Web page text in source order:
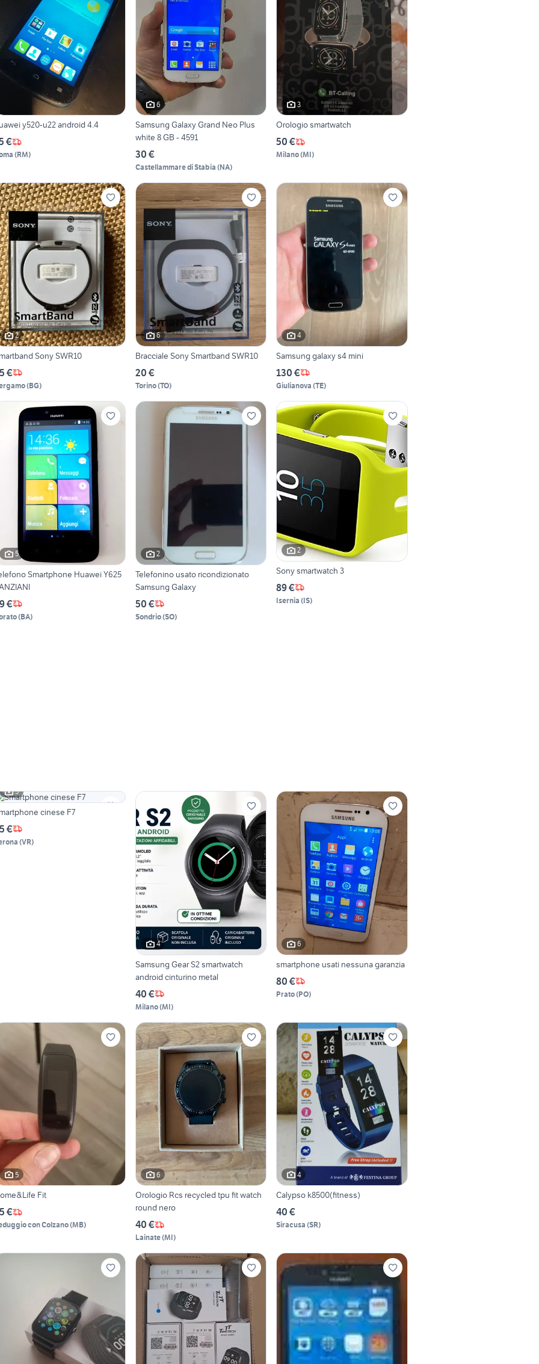
y520-u22 android 4.4
€
(RM)
6
Samsung Galaxy Grand Neo Plus
white 8 GB - 4591
30 €
Castellammare di Stabia (NA)
3
Orologio smartwatch
50 €
Milano(MI)
2
Sony SWR10
€
(BG)
6
Bracciale Sony Smartband SWR10
20 €
Torino(TO)
4
Samsung galaxy s4 mini
130 €
Giulianova (TE)
5
Smartphone Huawei Y625
€
(BA)
2
Telefonino usato ricondizionato
Samsung Galaxy
50 €
Sondrio(SO)
2
Sony smartwatch 3
89 €
Isernia (IS)
5
cinese F7
€
(VR)
4
Samsung Gear S2 smartwatch
android cinturino metal
40 €
Milano(MI)
6
smartphone usati nessuna garanzia
80 €
Prato(PO)
5
Fit
€
con Colzano(MB)
6
Orologio Rcs recycled tpu fit watch
round nero
40 €
Lainate(MI)
4
Calypso k8500(fitness)
40 €
Siracusa (SR)